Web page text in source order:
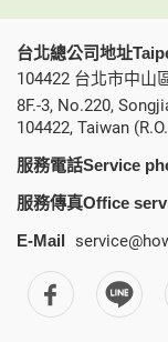
台北總公司地址
104422 台北市中山
8F.-3, No.220,
104422, Taiwan
服務電話Service
服務傳真Office
E-Mail